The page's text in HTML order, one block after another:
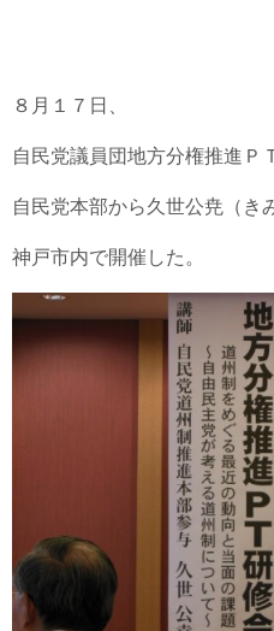
８月１７日、
自民党議員団地方分権推進Ｐ
自民党本部から久世公尭（き
神戸市内で開催した。